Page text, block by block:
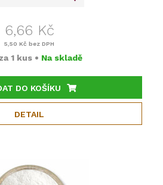
6,66 Kč
5,50 Kč bez DPH
1 kus • Na skladě
DO KOŠÍKU
DETAIL